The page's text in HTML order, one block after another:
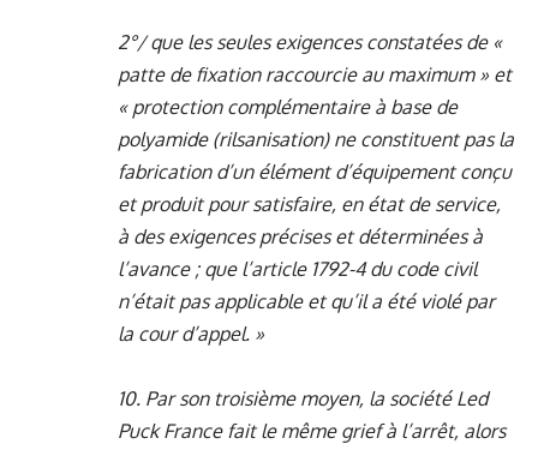
2°/ que les seules exigences constatées de «
patte de fixation raccourcie au maximum » et
« protection complémentaire à base de
polyamide (rilsanisation) ne constituent pas la
fabrication d’un élément d’équipement conçu
et produit pour satisfaire, en état de service,
à des exigences précises et déterminées à
l’avance ; que l’article 1792-4 du code civil
n’était pas applicable et qu’il a été violé par
la cour d’appel. »
10. Par son troisième moyen, la société Led
Puck France fait le même grief à l’arrêt, alors